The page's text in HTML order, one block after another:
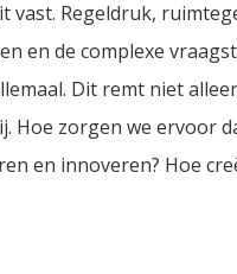
vast. Regeldruk,
en de complexe
Dit remt niet
Hoe zorgen we ervoor
en innoveren? Hoe